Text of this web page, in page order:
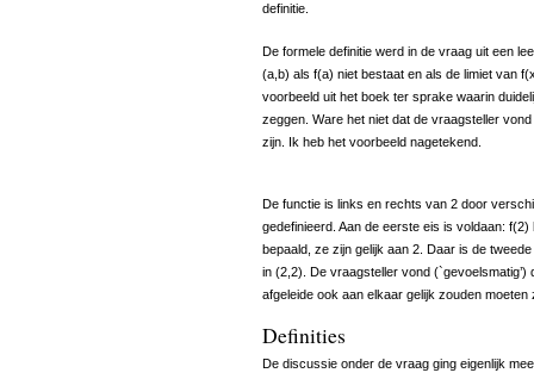
definitie.
De formele definitie werd in de vraag uit een
(a,b) als f(a) niet bestaat en als de limiet van
voorbeeld uit het boek ter sprake waarin
zeggen. Ware het niet dat de vraagsteller
zijn. Ik heb het voorbeeld nagetekend.
De functie is links en rechts van 2 door
gedefinieerd. Aan de eerste eis is voldaan:
bepaald, ze zijn gelijk aan 2. Daar is de
in (2,2). De vraagsteller vond
afgeleide ook aan elkaar gelijk zouden moeten
Definities
De discussie onder de vraag ging eigenlijk